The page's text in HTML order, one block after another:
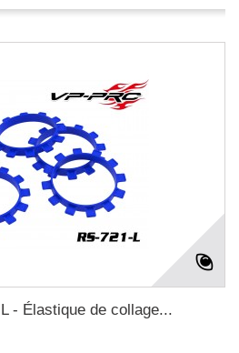
- Élastique de collage...